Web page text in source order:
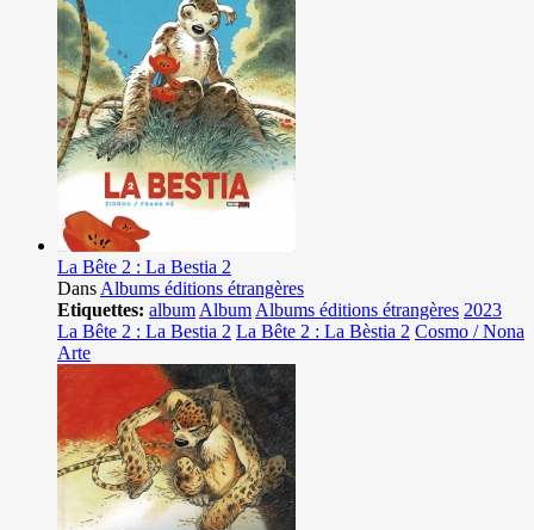
La Bête 2 : La Bestia 2
Dans Albums éditions étrangères
Etiquettes: album Album Albums éditions étrangères 2023
La Bête 2 : La Bestia 2 La Bête 2 : La Bèstia 2 Cosmo / Nona
Arte